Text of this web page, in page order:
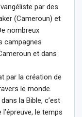
par des
(Cameroun) et
nombreux
campagnes
et dans
par la création de
le monde.
la Bible, c’est
le temps